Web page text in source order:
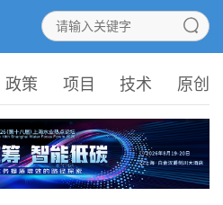
政策 项目 技术 原创